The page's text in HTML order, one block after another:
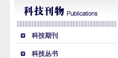
科技期刊
科技丛书